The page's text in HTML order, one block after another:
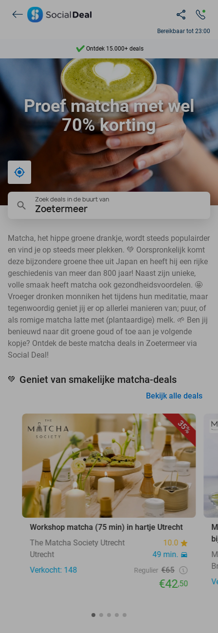
Bereikbaar tot 23:00
Ontdek 15.000+ deals
7 dagen per week beschikbaar
10+ miljoen leden
9,4
Ontdek 15.000+ deals
Proef matcha met wel
70% korting
Bij mij in de buurt
Zoek deals in de buurt van
Zoetermeer
Matcha, het hippe groene drankje, wordt steeds populairder
en vind je op steeds meer plekken. 💚 Oorspronkelijk komt
deze bijzondere groene thee uit Japan en heeft hij een rijke
geschiedenis van meer dan 800 jaar! Naast zijn unieke,
volle smaak heeft matcha ook gezondheidsvoordelen. 🤩
Vroeger dronken monniken het tijdens hun meditatie, maar
tegenwoordig geniet jij er op allerlei manieren van; puur, of
als romige matcha latte met (plantaardige) melk. 🌱 Ben jij
benieuwd naar dit groene goud of toe aan je volgende
kopje? Ontdek de beste matcha deals in Zoetermeer via
Social Deal!
💚 Geniet van smakelijke matcha-deals
Bekijk alle deals
35%
Workshop matcha (75 min) in hartje Utrecht
The Matcha Society Utrecht
10.0
Utrecht
49 min.
Verkocht: 148
Regulier €65
€42,50